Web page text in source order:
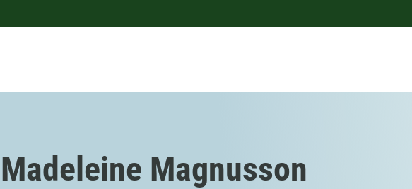
Madeleine Magnusson